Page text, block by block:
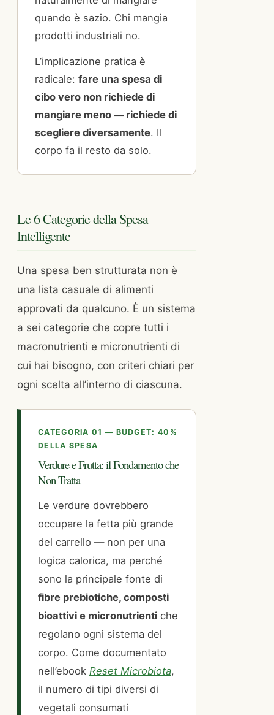
quando è sazio. Chi mangia
prodotti industriali no.
L’implicazione pratica è
radicale: fare una spesa di
cibo vero non richiede di
mangiare meno — richiede di
scegliere diversamente. Il
corpo fa il resto da solo.
Le 6 Categorie della Spesa
Intelligente
Una spesa ben strutturata non è
una lista casuale di alimenti
approvati da qualcuno. È un sistema
a sei categorie che copre tutti i
macronutrienti e micronutrienti di
cui hai bisogno, con criteri chiari per
ogni scelta all’interno di ciascuna.
CATEGORIA 01 — BUDGET: 40%
DELLA SPESA
Verdure e Frutta: il Fondamento che
Non Tratta
Le verdure dovrebbero
occupare la fetta più grande
del carrello — non per una
logica calorica, ma perché
sono la principale fonte di
fibre prebiotiche, composti
bioattivi e micronutrienti che
regolano ogni sistema del
corpo. Come documentato
nell’ebook Reset Microbiota,
il numero di tipi diversi di
vegetali consumati